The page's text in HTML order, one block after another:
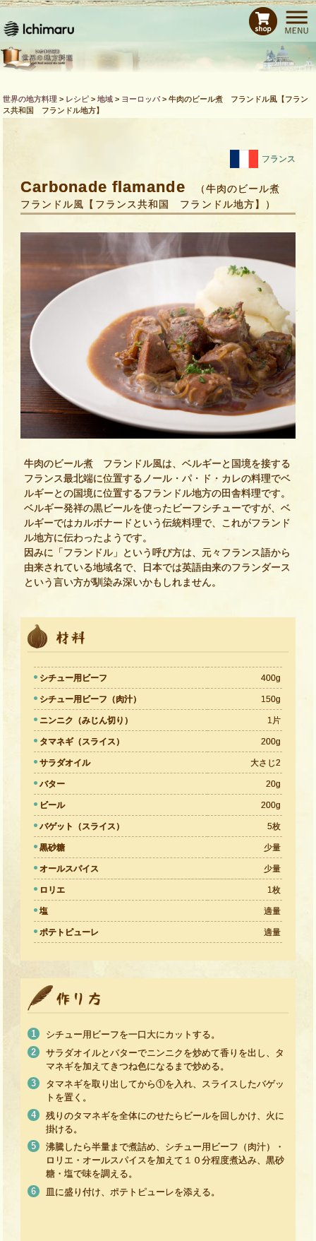
ホーム レシピ
商品紹介 Bras de CHEFとは
世界の地方料理 > レシピ >地域 > ヨーロッパ >牛肉のビール煮 フランドル風【フラン
ス共和国 フランドル地方】
フランス
Carbonade flamande
（牛肉のビール煮
フランドル風【フランス共和国 フランドル地方】）
牛肉のビール煮 フランドル風は、ベルギーと国境を接する
フランス最北端に位置するノール・パ・ド・カレの料理でベ
ルギーとの国境に位置するフランドル地方の田舎料理です。
ベルギー発祥の黒ビールを使ったビーフシチューですが、ベ
ルギーではカルボナードという伝統料理で、これがフランド
ル地方に伝わったようです。
因みに「フランドル」という呼び方は、元々フランス語から
由来されている地域名で、日本では英語由来のフランダース
という言い方が馴染み深いかもしれません。
シチュー用ビーフ 400g
シチュー用ビーフ（肉汁） 150g
ニンニク（みじん切り） 1片
タマネギ（スライス） 200g
サラダオイル 大さじ2
バター 20g
ビール 200g
バゲット（スライス） 5枚
黒砂糖 少量
オールスパイス 少量
ロリエ 1枚
塩 適量
ポテトピューレ 適量
シチュー用ビーフを一口大にカットする。
サラダオイルとバターでニンニクを炒めて香りを出し、タ
マネギを加えてきつね色になるまで炒める。
タマネギを取り出してから①を入れ、スライスしたバゲッ
トを置く。
残りのタマネギを全体にのせたらビールを回しかけ、火に
掛ける。
沸騰したら半量まで煮詰め、シチュー用ビーフ（肉汁）・
ロリエ・オールスパイスを加えて１０分程度煮込み、黒砂
糖・塩で味を調える。
皿に盛り付け、ポテトピューレを添える。